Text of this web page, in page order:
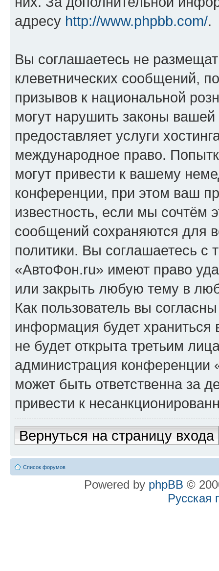
адресу http://www.phpbb.com/.
Вы соглашаетесь не
клеветнических сообщений,
призывов к национальной
могут нарушить законы
предоставляет услуги
международное право.
могут привести к вашему
конференции, при этом ваш
известность, если мы сочтём
сообщений сохраняются для
политики. Вы соглашаетесь
«АвтоФон.ru» имеют право
или закрыть любую тему в
Как пользователь вы
информация будет
не будет открыта третьим
администрация конференции
может быть ответственна за
привести к
Вернуться на страницу входа
Список форумов
Powered by phpBB ©
Русская